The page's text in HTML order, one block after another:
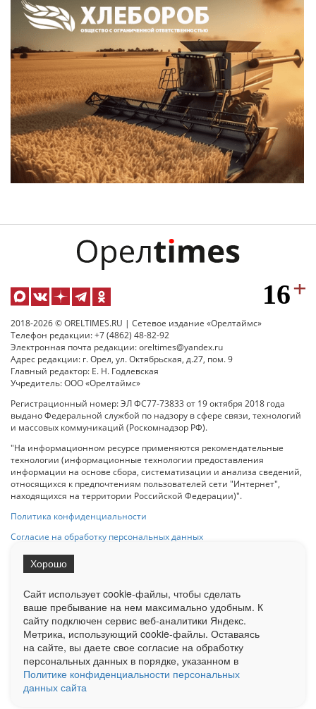
2018-2026 © ORELTIMES.RU | Сетевое издание «Орелтаймс»
Телефон редакции: +7 (4862) 48-82-92
Электронная почта редакции: oreltimes@yandex.ru
Адрес редакции: г. Орел, ул. Октябрьская, д.27, пом. 9
Главный редактор: Е. Н. Годлевская
Учредитель: ООО «Орелтаймс»
Регистрационный номер: ЭЛ ФС77-73833 от 19 октября 2018 года
выдано Федеральной службой по надзору в сфере связи, технологий
и массовых коммуникаций (Роскомнадзор РФ).
"На информационном ресурсе применяются рекомендательные
технологии (информационные технологии предоставления
информации на основе сбора, систематизации и анализа сведений,
относящихся к предпочтениям пользователей сети "Интернет",
находящихся на территории Российской Федерации)".
Политика конфиденциальности
Согласие на обработку персональных данных
на Сетевое издание «ОрелТаймс» обязательна.
Ограниченная статистика посещаемости доступна на сайте
Liveinternet.ru . Подробная статистика для рекламодателей по запросу
у менеджера.
Реклама Документы О нас Контакты
Сайт использует cookie-файлы, чтобы сделать
ваше пребывание на нем максимально удобным. К
cайту подключен сервис веб-аналитики Яндекс.
Метрика, использующий cookie-файлы. Оставаясь
на сайте, вы даете свое согласие на обработку
персональных данных в порядке, указанном в
Политике конфиденциальности персональных
данных сайта
Хорошо